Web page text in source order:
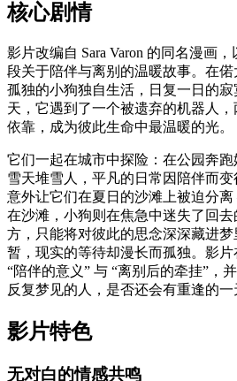
核心剧情
影片改编自 Sara Varon 的同名漫画
段关于陪伴与离别的温暖故事。在
孤独的小狗独自生活，日复一日的
天，它遇到了一个被遗弃的机器人
依靠，成为彼此生命中最温暖的光。
它们一起在城市中探险：在公园奔
雪天堆雪人，平凡的日常因陪伴而
意外让它们在夏日的沙滩上被迫分
在沙滩，小狗则在焦急中迷失了回
方，只能将对彼此的思念深深藏进
暂，现实的等待却漫长而孤独。影
“陪伴的意义” 与 “离别后的牵挂”，
反复梦见的人，是否还会有重逢的一
影片特色
无对白的情感共鸣